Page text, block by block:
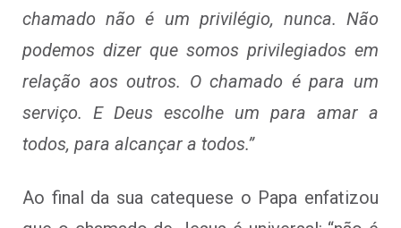
chamado não é um privilégio, nunca. Não
podemos dizer que somos privilegiados em
relação aos outros. O chamado é para um
serviço. E Deus escolhe um para amar a
todos, para alcançar a todos.”
Ao final da sua catequese o Papa enfatizou